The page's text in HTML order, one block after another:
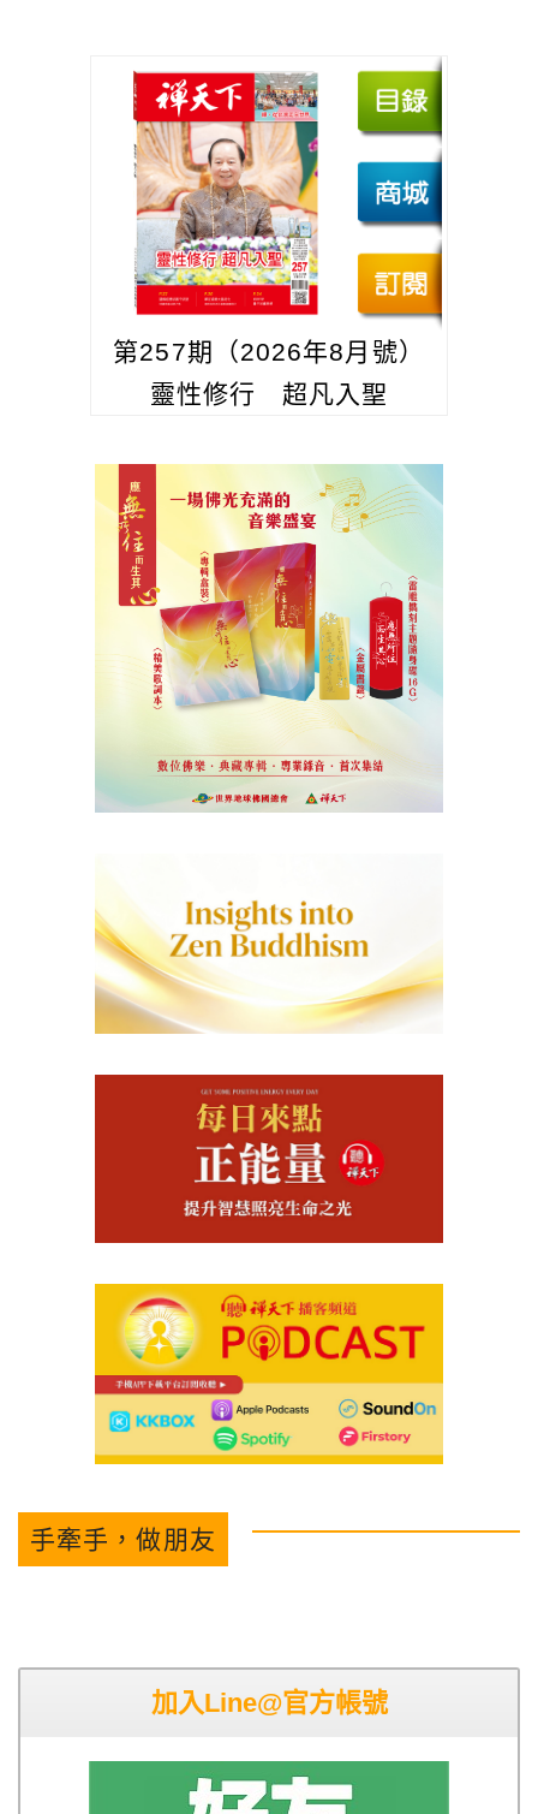
第257期（2026年8月號）
靈性修行 超凡入聖
手牽手，做朋友
加入Line@官方帳號